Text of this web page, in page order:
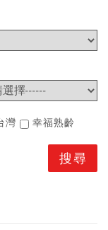
灣 幸福熟齡